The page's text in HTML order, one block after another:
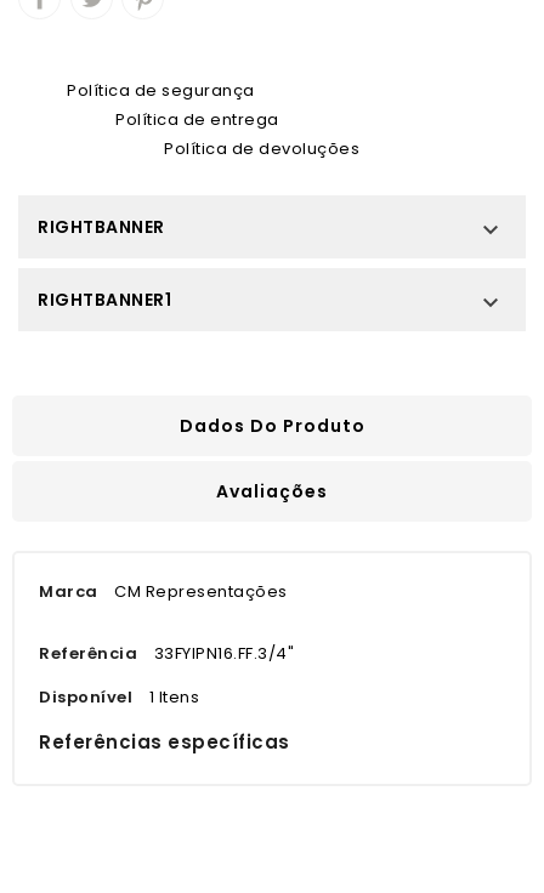
Política de segurança
Política de entrega
Política de devoluções
RIGHTBANNER 
RIGHTBANNER1 
Dados Do Produto
Avaliações
Marca CM Representações
Referência
33FYIPN16.FF.3/4"
Disponível
1 Itens
Referências específicas